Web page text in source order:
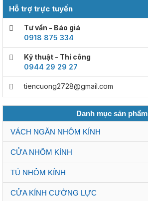
Hỗ trợ trực tuyến
Tư vấn - Báo giá
0918 875 334
Kỹ thuật - Thi công
0944 29 29 27
tiencuong2728@gmail.com
Danh mục sản phẩm
VÁCH NGĂN NHÔM KÍNH
CỬA NHÔM KÍNH
TỦ NHÔM KÍNH
CỬA KÍNH CƯỜNG LỰC